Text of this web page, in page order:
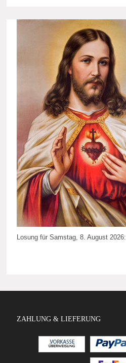
Losung für Samstag, 8. August 2026:
ZAHLUNG & LIEFERUNG